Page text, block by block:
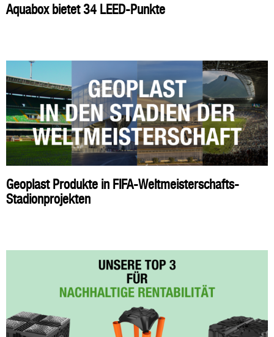
Aquabox bietet 34 LEED-Punkte
Geoplast Produkte in FIFA-Weltmeisterschafts-
Stadionprojekten